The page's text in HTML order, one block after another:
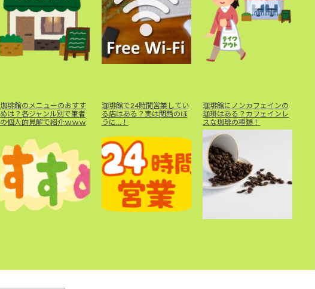
珈琲館のメニューのおすす
めは？各ジャンル別で筆者
の個人的見解で紹介ｗｗｗ
珈琲館で24時間営業してい
る店はある？実は関西のほ
うに…！
珈琲館にノンカフェインの
珈琲はある？カフェインレ
スな珈琲の種類！